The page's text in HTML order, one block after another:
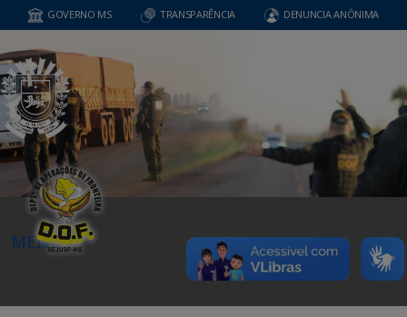
GOVERNO MS TRANSPARÊNCIA DENUNCIA ANÔNIMA
MENU